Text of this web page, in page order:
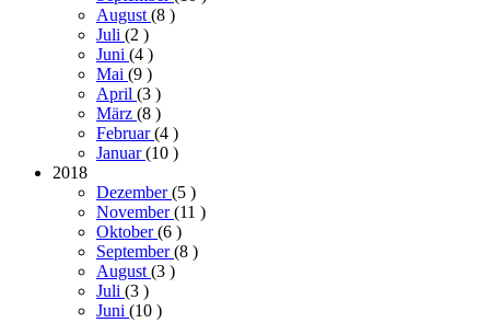
August(8 )
Juli (2 )
Juni (4 )
Mai (9 )
April (3 )
März (8 )
Februar(4 )
Januar(10 )
2018
Dezember(5 )
November(11 )
Oktober(6 )
September(8 )
August(3 )
Juli (3 )
Juni (10 )